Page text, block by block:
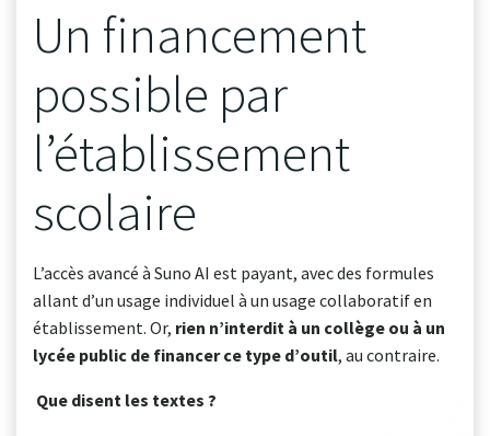
Un financement
possible par
l’établissement
scolaire
L’accès avancé à Suno AI est payant, avec des formules
allant d’un usage individuel à un usage collaboratif en
établissement. Or, rien n’interdit à un collège ou à un
lycée public de financer ce type d’outil, au contraire.
Que disent les textes ?